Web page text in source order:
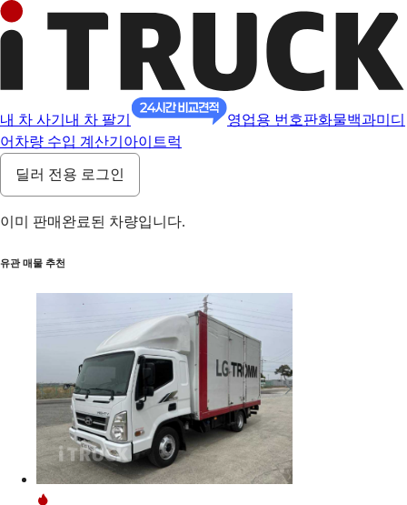
내 차 사기 내 차 팔기 영업용 번호판화물백과미디
어 차량 수입 계산기 아이트럭
딜러 전용 로그인
이미 판매완료된 차량입니다.
유관 매물 추천